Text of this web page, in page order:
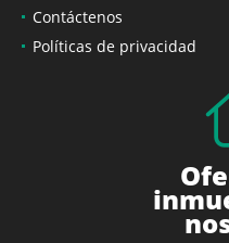
Contáctenos
Políticas de privacidad